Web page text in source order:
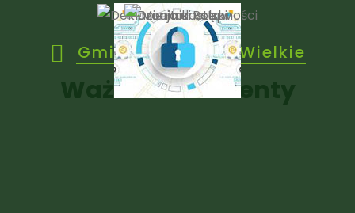
Gmina Janowice Wielkie
Ważne dokumenty